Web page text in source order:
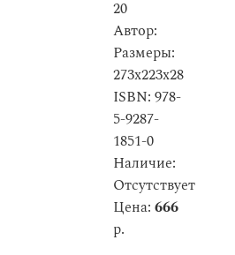
20
Автор:
Размеры:
273x223x28
ISBN: 978-
5-9287-
1851-0
Наличие:
Отсутствует
Цена: 666
р.